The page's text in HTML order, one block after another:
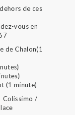
de ces
vous en
de Chalon(1
(1 minute)
Colissimo /